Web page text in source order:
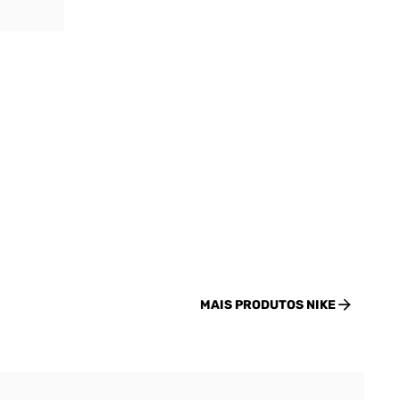
MAIS PRODUTOS NIKE